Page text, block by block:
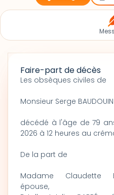
Faire-part de décès
Les obsèques civiles de
Monsieur Serge BAUDOUIN
décédé à l'âge de 79
2026 à 12 heures au
De la part de
Madame Claudette
épouse,